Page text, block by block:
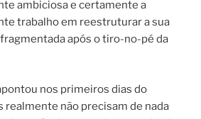
ambiciosa e certamente a
trabalho em reestruturar a sua
após o tiro-no-pé da
nos primeiros dias do
realmente não precisam de nada